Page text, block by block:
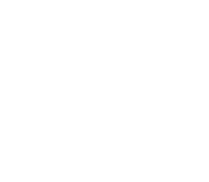
行分装